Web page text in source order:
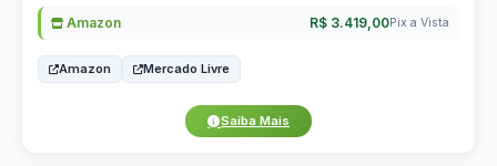
Amazon R$ 3.419,00Pix a Vista
Amazon Mercado Livre
Saiba Mais